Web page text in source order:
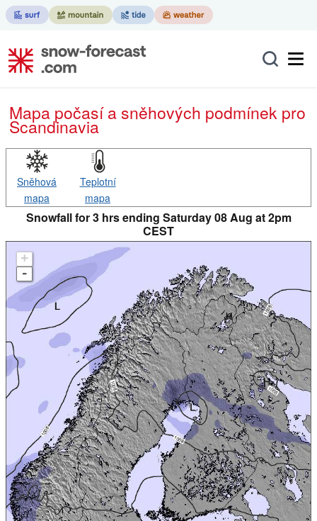
Mapa počasí a sněhových podmínek pro
Scandinavia
Sněhová
mapa
Teplotní
mapa
Snowfall for 3 hrs ending Saturday 08 Aug at 2pm
CEST
+
-